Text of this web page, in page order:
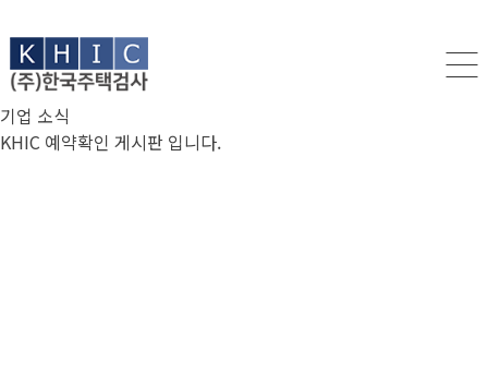
기업 소식
KHIC 예약확인 게시판 입니다.